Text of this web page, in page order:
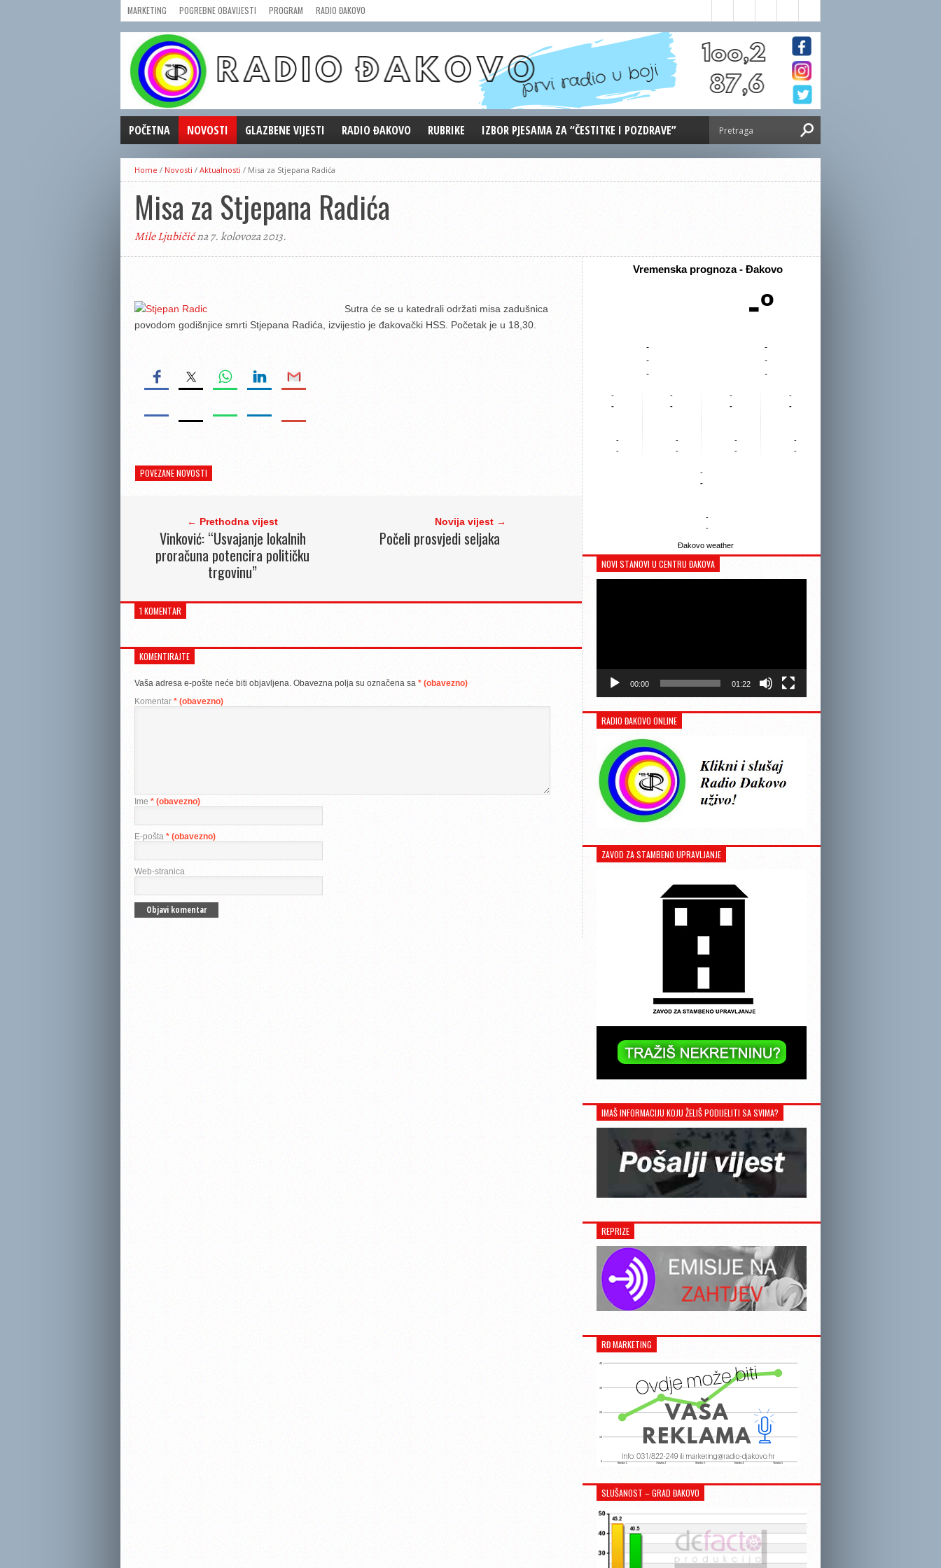
MARKETING POGREBNE OBAVIJESTI PROGRAM RADIO ĐAKOVO
POČETNA NOVOSTI
AKTUALNOSTI
CRNA KRONIKA
POLITIKA
ZANIMLJIVOSTI
GOSPODARSTVO
KULTURA
GLAZBENE VIJESTI RADIO ĐAKOVO
MARKETING
RUBRIKE
REPRIZE EMISIJA
DOBRE VIBRACIJE
IZBOR PJESAMA ZA “ČESTITKE I POZDRAVE”
Home / Novosti / Aktualnosti / Misa za Stjepana Radića
Misa za Stjepana Radića
Mile Ljubičićna 7. kolovoza 2013.
Sutra će se u katedrali održati misa zadušnica
povodom godišnjice smrti Stjepana Radića, izvijestio je đakovački HSS. Početak je u 18,30.
POVEZANE NOVOSTI
← Prethodna vijest
Vinković: “Usvajanje lokalnih
proračuna potencira političku
trgovinu”
Novija vijest →
Počeli prosvjedi seljaka
1 KOMENTAR
KOMENTIRAJTE
Vaša adresa e-pošte neće biti objavljena. Obavezna polja su označena sa * (obavezno)
Komentar * (obavezno)
Ime * (obavezno)
E-pošta * (obavezno)
Web-stranica
Vremenska prognoza - Đakovo
-º
-
-
-
-
-
-
-
-
-
-
-
-
-
-
-
-
-
-
-
-
-
-
-
-
-
-
Đakovo weather
NOVI STANOVI U CENTRU ĐAKOVA
00:00 01:22
RADIO ĐAKOVO ONLINE
ZAVOD ZA STAMBENO UPRAVLJANJE
IMAŠ INFORMACIJU KOJU ŽELIŠ PODIJELITI SA SVIMA?
REPRIZE
RĐ MARKETING
SLUŠANOST – GRAD ĐAKOVO